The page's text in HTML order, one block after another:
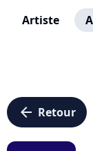
Artiste
arrow_left Retour